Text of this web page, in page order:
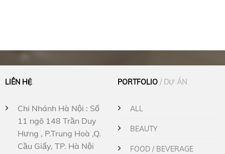
LIÊN HỆ
Chi Nhánh Hà Nội : Số
11 ngõ 148 Trần Duy
Hưng , P.Trung Hoà ,Q.
Cầu Giấy, TP. Hà Nội
PORTFOLIO/ DỰ ÁN
ALL
BEAUTY
FOOD / BEVERAGE